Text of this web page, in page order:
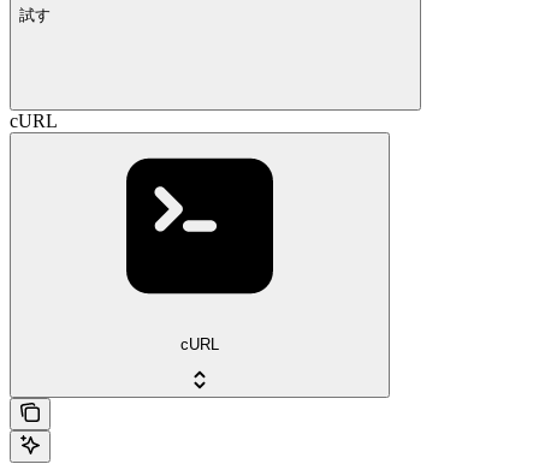
試す
cURL
cURL